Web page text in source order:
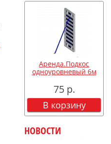
Аренда.Подкос
одноуровневый 6м
75 р.
В корзину
НОВОСТИ